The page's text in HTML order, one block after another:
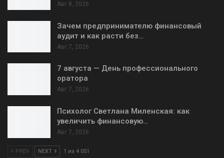
Авг 8, 2026
Зачем предпринимателю финансовый
аудит и как расти без…
Авг 7, 2026
7 августа — День профессионального
оратора
Авг 7, 2026
Психолог Светлана Миленская: как
увеличить финансовую…
Авг 7, 2026
PREV NEXT 1 из 4 051